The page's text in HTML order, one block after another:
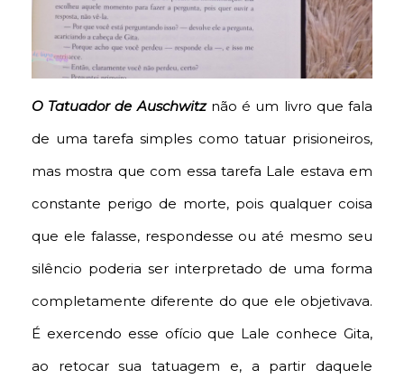
O Tatuador de Auschwitznão é um livro que fala
de uma tarefa simples como tatuar prisioneiros,
mas mostra que com essa tarefa Lale estava em
constante perigo de morte, pois qualquer coisa
que ele falasse, respondesse ou até mesmo seu
silêncio poderia ser interpretado de uma forma
completamente diferente do que ele objetivava.
É exercendo esse ofício que Lale conhece Gita,
ao retocar sua tatuagem e, a partir daquele